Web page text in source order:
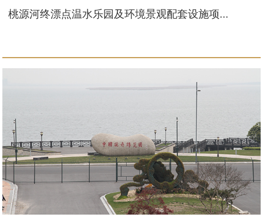
桃源河终漂点温水乐园及环境景观配套设施项...